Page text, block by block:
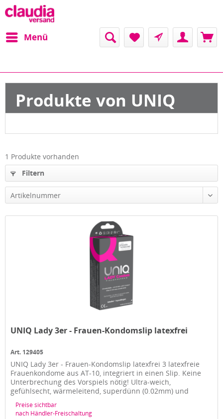
Menü
Produkte von UNIQ
1 Produkte vorhanden
Filtern
Artikelnummer
UNIQ Lady 3er - Frauen-Kondomslip latexfrei
Art. 129405
UNIQ Lady 3er - Frauen-Kondomslip latexfrei 3 latexfreie
Frauenkondome aus AT-10, integriert in einen Slip. Keine
Unterbrechung des Vorspiels nötig! Ultra-weich,
gefühlsecht, wärmeleitend, superdünn (0.02mm) und
Preise sichtbar
nach Händler-Freischaltung